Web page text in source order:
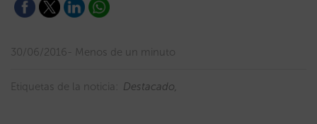
30/06/2016 Menos de un minuto
Etiquetas de la noticia: Destacado